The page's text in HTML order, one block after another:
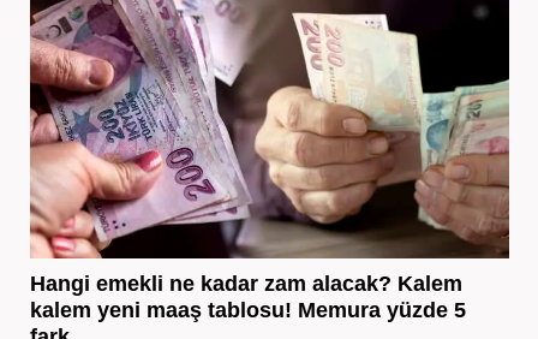
Hangi emekli ne kadar zam alacak? Kalem
kalem yeni maaş tablosu! Memura yüzde 5